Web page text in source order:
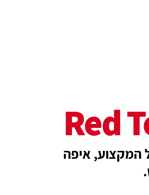
Red
המקצוע, איפה